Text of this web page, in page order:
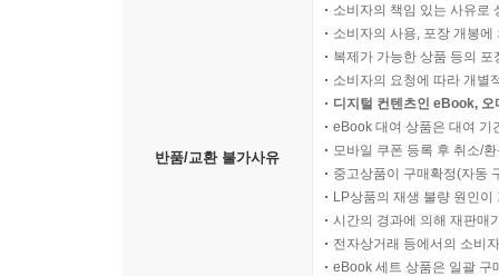
반품/교환 불가사유
소비자의 책임 있는 사유로
소비자의 사용, 포장 개봉
복제가 가능한 상품 등의
소비자의 요청에 따라 개별
디지털 컨텐츠인 eBook,
eBook 대여 상품은 대여 기
모바일 쿠폰 등록 후 취소/
중고상품이 구매확정(자동
LP상품의 재생 불량 원인
시간의 경과에 의해 재판매
전자상거래 등에서의 소비
eBook 세트 상품은 일괄 구